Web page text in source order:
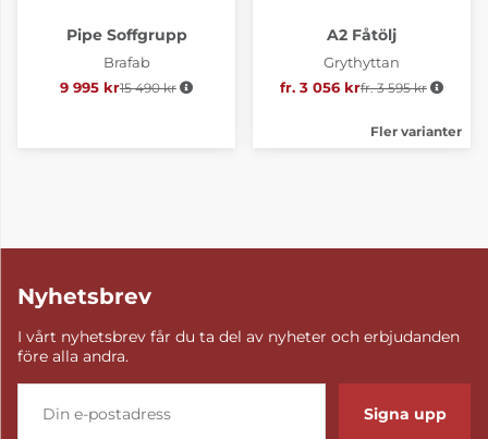
Pipe Soffgrupp
Brafab
9 995 kr Ordinarie pris:
15 490 kr
A2 Fåtölj
Grythyttan
fr. 3 056 krOrdinarie pris:
fr. 3 595 kr
Fler varianter
Nyhetsbrev
I vårt nyhetsbrev får du ta del av nyheter och erbjudanden
före alla andra.
Signa upp